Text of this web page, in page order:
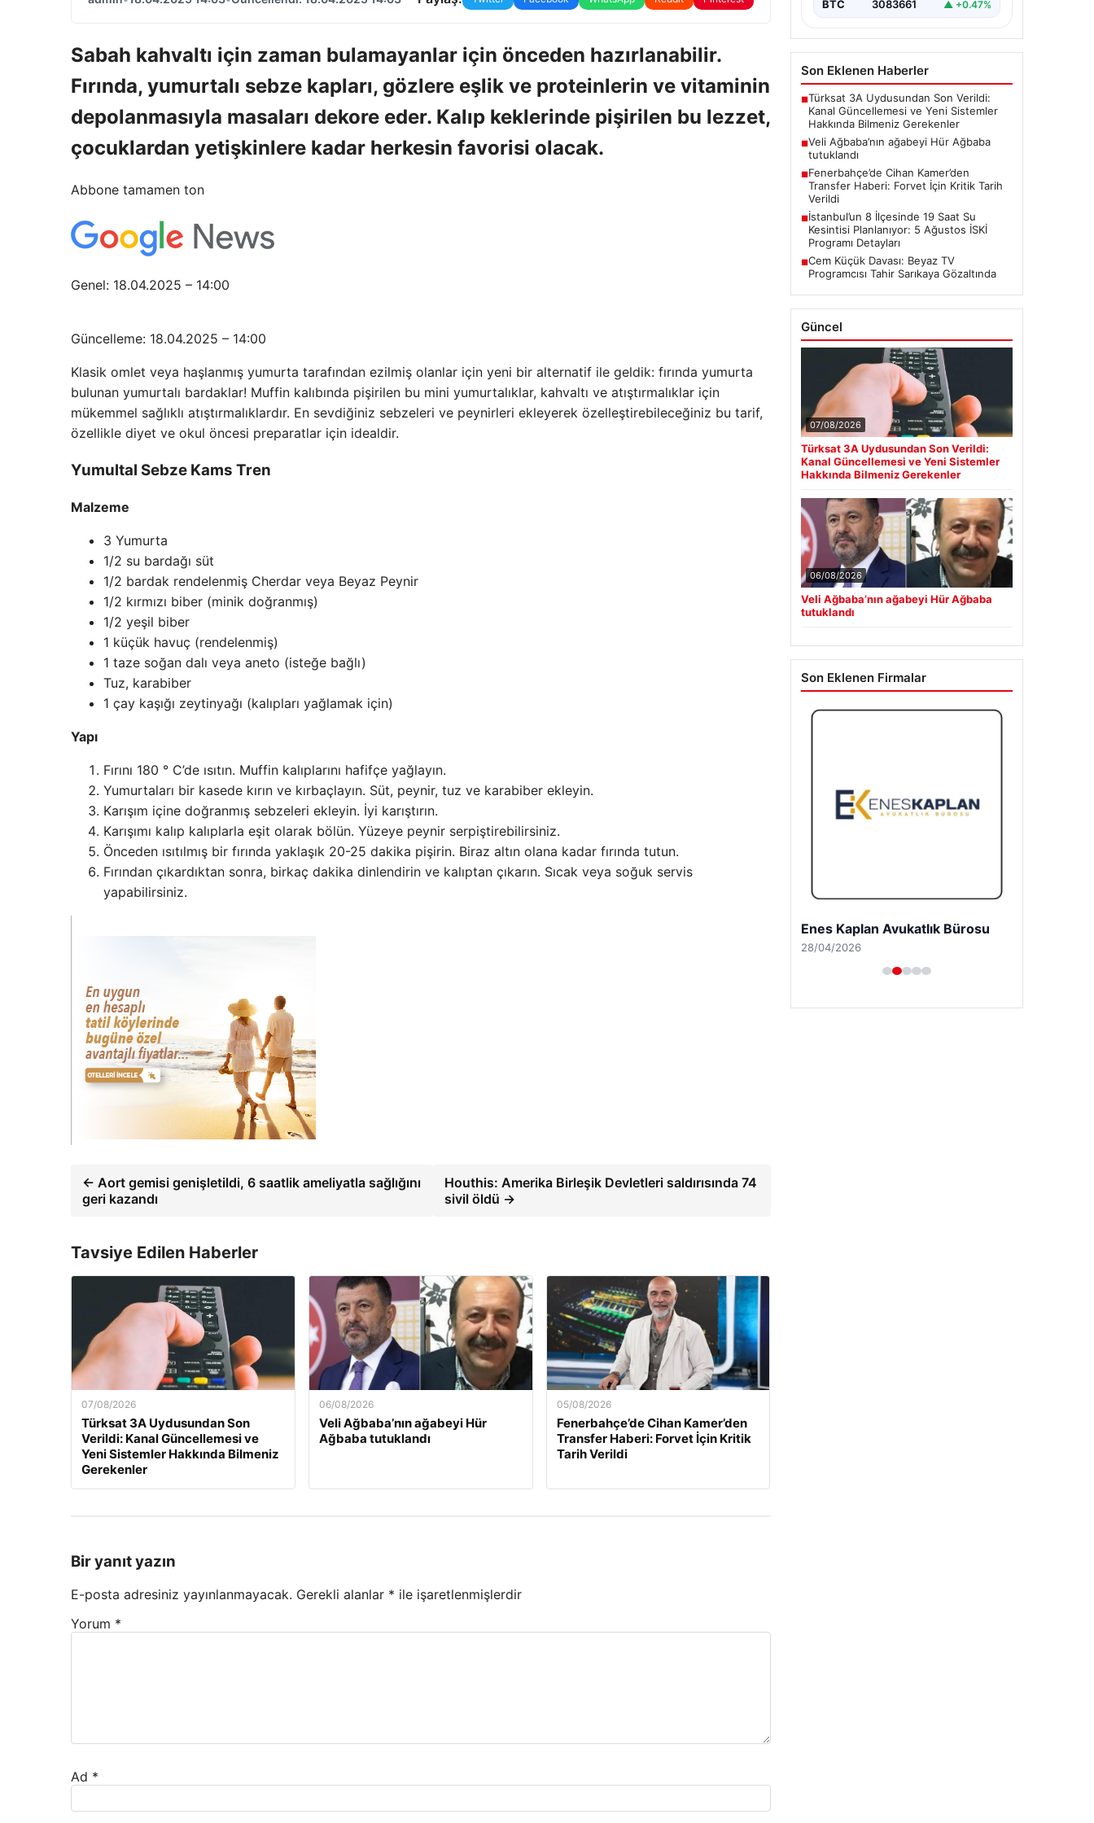
Sabah kahvaltı için zaman bulamayanlar için önceden hazırlanabilir.
Fırında, yumurtalı sebze kapları, gözlere eşlik ve proteinlerin ve vitaminin
depolanmasıyla masaları dekore eder. Kalıp keklerinde pişirilen bu lezzet,
çocuklardan yetişkinlere kadar herkesin favorisi olacak.
Abbone tamamen ton
Genel: 18.04.2025 – 14:00
Güncelleme: 18.04.2025 – 14:00
Klasik omlet veya haşlanmış yumurta tarafından ezilmiş olanlar için yeni bir alternatif ile geldik: fırında yumurta
bulunan yumurtalı bardaklar! Muffin kalıbında pişirilen bu mini yumurtalıklar, kahvaltı ve atıştırmalıklar için
mükemmel sağlıklı atıştırmalıklardır. En sevdiğiniz sebzeleri ve peynirleri ekleyerek özelleştirebileceğiniz bu tarif,
özellikle diyet ve okul öncesi preparatlar için idealdir.
Yumultal Sebze Kams Tren
Malzeme
3 Yumurta
1/2 su bardağı süt
1/2 bardak rendelenmiş Cherdar veya Beyaz Peynir
1/2 kırmızı biber (minik doğranmış)
1/2 yeşil biber
1 küçük havuç (rendelenmiş)
1 taze soğan dalı veya aneto (isteğe bağlı)
Tuz, karabiber
1 çay kaşığı zeytinyağı (kalıpları yağlamak için)
Yapı
Fırını 180 ° C’de ısıtın. Muffin kalıplarını hafifçe yağlayın.
Yumurtaları bir kasede kırın ve kırbaçlayın. Süt, peynir, tuz ve karabiber ekleyin.
Karışım içine doğranmış sebzeleri ekleyin. İyi karıştırın.
Karışımı kalıp kalıplarla eşit olarak bölün. Yüzeye peynir serpiştirebilirsiniz.
Önceden ısıtılmış bir fırında yaklaşık 20-25 dakika pişirin. Biraz altın olana kadar fırında tutun.
Fırından çıkardıktan sonra, birkaç dakika dinlendirin ve kalıptan çıkarın. Sıcak veya soğuk servis
yapabilirsiniz.
← Aort gemisi genişletildi, 6 saatlik ameliyatla sağlığını
geri kazandı
Houthis: Amerika Birleşik Devletleri saldırısında 74
sivil öldü →
Tavsiye Edilen Haberler
07/08/2026
Türksat 3A Uydusundan Son
Verildi: Kanal Güncellemesi ve
Yeni Sistemler Hakkında Bilmeniz
Gerekenler
06/08/2026
Veli Ağbaba’nın ağabeyi Hür
Ağbaba tutuklandı
05/08/2026
Fenerbahçe’de Cihan Kamer’den
Transfer Haberi: Forvet İçin Kritik
Tarih Verildi
Bir yanıt yazın
E-posta adresiniz yayınlanmayacak. Gerekli alanlar * ile işaretlenmişlerdir
Yorum *
Ad *
BTC 3083661 ▲ +0.47%
Son Eklenen Haberler
■Türksat 3A Uydusundan Son Verildi:
Kanal Güncellemesi ve Yeni Sistemler
Hakkında Bilmeniz Gerekenler
■Veli Ağbaba’nın ağabeyi Hür Ağbaba
tutuklandı
■Fenerbahçe’de Cihan Kamer’den
Transfer Haberi: Forvet İçin Kritik Tarih
Verildi
■İstanbul’un 8 İlçesinde 19 Saat Su
Kesintisi Planlanıyor: 5 Ağustos İSKİ
Programı Detayları
■Cem Küçük Davası: Beyaz TV
Programcısı Tahir Sarıkaya Gözaltında
Güncel
07/08/2026
Türksat 3A Uydusundan Son Verildi:
Kanal Güncellemesi ve Yeni Sistemler
Hakkında Bilmeniz Gerekenler
06/08/2026
Veli Ağbaba’nın ağabeyi Hür Ağbaba
tutuklandı
Son Eklenen Firmalar
Enes Kaplan Avukatlık Bürosu
28/04/2026